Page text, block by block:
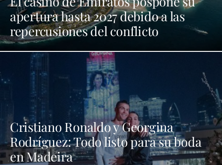
apertura hasta 2027 debido a las
repercusiones del conflicto
Cristiano Ronaldo y Georgina
Rodríguez: Todo listo para su boda
en Madeira